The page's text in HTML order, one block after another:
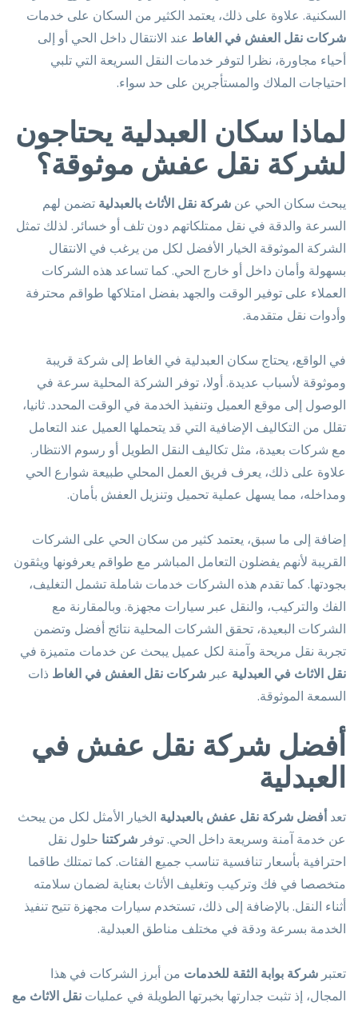
السكنية. علاوة على ذلك، يعتمد الكثير من السكان على خدمات
شركات نقل العفش في الغاط عند الانتقال داخل الحي أو إلى
أحياء مجاورة، نظرا لتوفر خدمات النقل السريعة التي تلبي
احتياجات الملاك والمستأجرين على حد سواء.
لماذا سكان العبدلية يحتاجون
لشركة نقل عفش موثوقة؟
يبحث سكان الحي عن شركة نقل الأثاث بالعبدلية تضمن لهم
السرعة والدقة في نقل ممتلكاتهم دون تلف أو خسائر. لذلك تمثل
الشركة الموثوقة الخيار الأفضل لكل من يرغب في الانتقال
بسهولة وأمان داخل أو خارج الحي. كما تساعد هذه الشركات
العملاء على توفير الوقت والجهد بفضل امتلاكها طواقم محترفة
وأدوات نقل متقدمة.
في الواقع، يحتاج سكان العبدلية في الغاط إلى شركة قريبة
وموثوقة لأسباب عديدة. أولا، توفر الشركة المحلية سرعة في
الوصول إلى موقع العميل وتنفيذ الخدمة في الوقت المحدد. ثانيا،
تقلل من التكاليف الإضافية التي قد يتحملها العميل عند التعامل
مع شركات بعيدة، مثل تكاليف النقل الطويل أو رسوم الانتظار.
علاوة على ذلك، يعرف فريق العمل المحلي طبيعة شوارع الحي
ومداخله، مما يسهل عملية تحميل وتنزيل العفش بأمان.
إضافة إلى ما سبق، يعتمد كثير من سكان الحي على الشركات
القريبة لأنهم يفضلون التعامل المباشر مع طواقم يعرفونها ويثقون
بجودتها. كما تقدم هذه الشركات خدمات شاملة تشمل التغليف،
الفك والتركيب، والنقل عبر سيارات مجهزة. وبالمقارنة مع
الشركات البعيدة، تحقق الشركات المحلية نتائج أفضل وتضمن
تجربة نقل مريحة وآمنة لكل عميل يبحث عن خدمات متميزة في
نقل الاثاث في العبدلية عبر شركات نقل العفش في الغاط ذات
السمعة الموثوقة.
أفضل شركة نقل عفش في
العبدلية
تعدأفضل شركة نقل عفش بالعبدلية الخيار الأمثل لكل من يبحث
عن خدمة آمنة وسريعة داخل الحي. توفر شركتنا حلول نقل
احترافية بأسعار تنافسية تناسب جميع الفئات. كما تمتلك طاقما
متخصصا في فك وتركيب وتغليف الأثاث بعناية لضمان سلامته
أثناء النقل. بالإضافة إلى ذلك، تستخدم سيارات مجهزة تتيح تنفيذ
الخدمة بسرعة ودقة في مختلف مناطق العبدلية.
تعتبر شركة بوابة الثقة للخدمات من أبرز الشركات في هذا
المجال، إذ تثبت جدارتها بخبرتها الطويلة في عمليات نقل الاثاث مع